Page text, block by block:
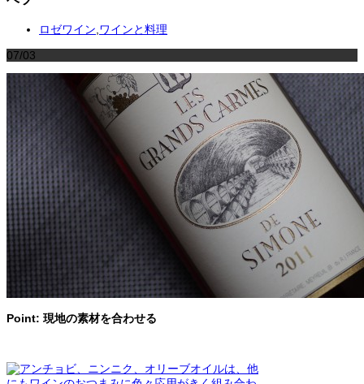
ロゼワイン ワインと料理
07/03
Point: 現地の素材を合わせる